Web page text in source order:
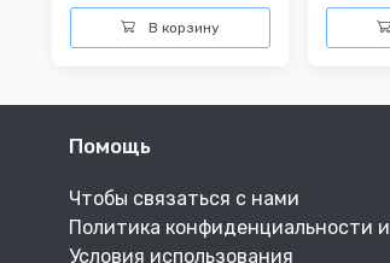
В корзину
Помощь
Чтобы связаться с нами
Политика конфиденциальности и
Условия использования